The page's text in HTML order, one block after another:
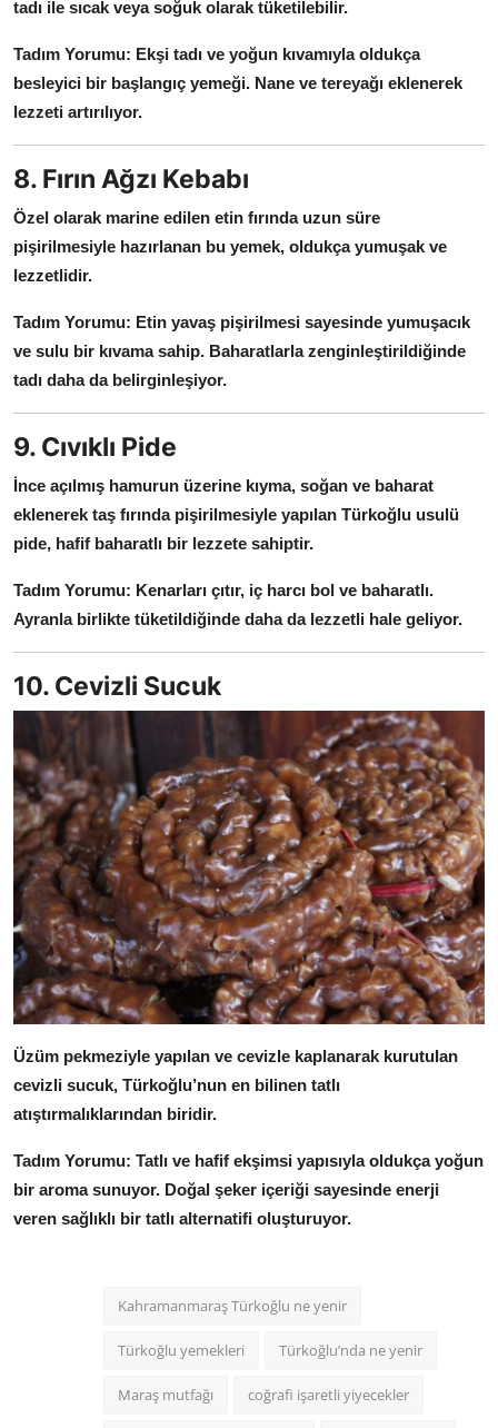
tadı ile sıcak veya soğuk olarak tüketilebilir.
Tadım Yorumu: Ekşi tadı ve yoğun kıvamıyla oldukça
besleyici bir başlangıç yemeği. Nane ve tereyağı eklenerek
lezzeti artırılıyor.
8. Fırın Ağzı Kebabı
Özel olarak marine edilen etin fırında uzun süre
pişirilmesiyle hazırlanan bu yemek, oldukça yumuşak ve
lezzetlidir.
Tadım Yorumu: Etin yavaş pişirilmesi sayesinde yumuşacık
ve sulu bir kıvama sahip. Baharatlarla zenginleştirildiğinde
tadı daha da belirginleşiyor.
9. Cıvıklı Pide
İnce açılmış hamurun üzerine kıyma, soğan ve baharat
eklenerek taş fırında pişirilmesiyle yapılan Türkoğlu usulü
pide, hafif baharatlı bir lezzete sahiptir.
Tadım Yorumu: Kenarları çıtır, iç harcı bol ve baharatlı.
Ayranla birlikte tüketildiğinde daha da lezzetli hale geliyor.
10. Cevizli Sucuk
Üzüm pekmeziyle yapılan ve cevizle kaplanarak kurutulan
cevizli sucuk, Türkoğlu’nun en bilinen tatlı
atıştırmalıklarından biridir.
Tadım Yorumu: Tatlı ve hafif ekşimsi yapısıyla oldukça yoğun
bir aroma sunuyor. Doğal şeker içeriği sayesinde enerji
veren sağlıklı bir tatlı alternatifi oluşturuyor.
Kahramanmaraş Türkoğlu ne yenir
Türkoğlu yemekleri Türkoğlu’nda ne yenir
Maraş mutfağı coğrafi işaretli yiyecekler